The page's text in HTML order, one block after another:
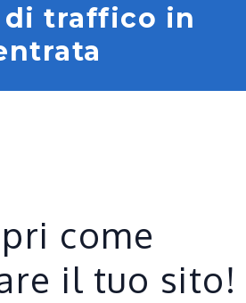
di traffico in
come
il tuo sito!